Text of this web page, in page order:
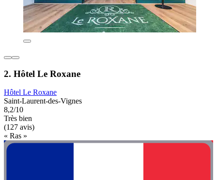
2. Hôtel Le Roxane
Hôtel Le Roxane
Saint-Laurent-des-Vignes
8,2/10
Très bien
(127 avis)
« Ras »